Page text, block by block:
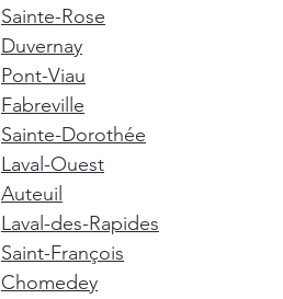
Sainte-Rose
Duvernay
Pont-Viau
Fabreville
Sainte-Dorothée
Laval-Ouest
Auteuil
Laval-des-Rapides
Saint-François
Chomedey